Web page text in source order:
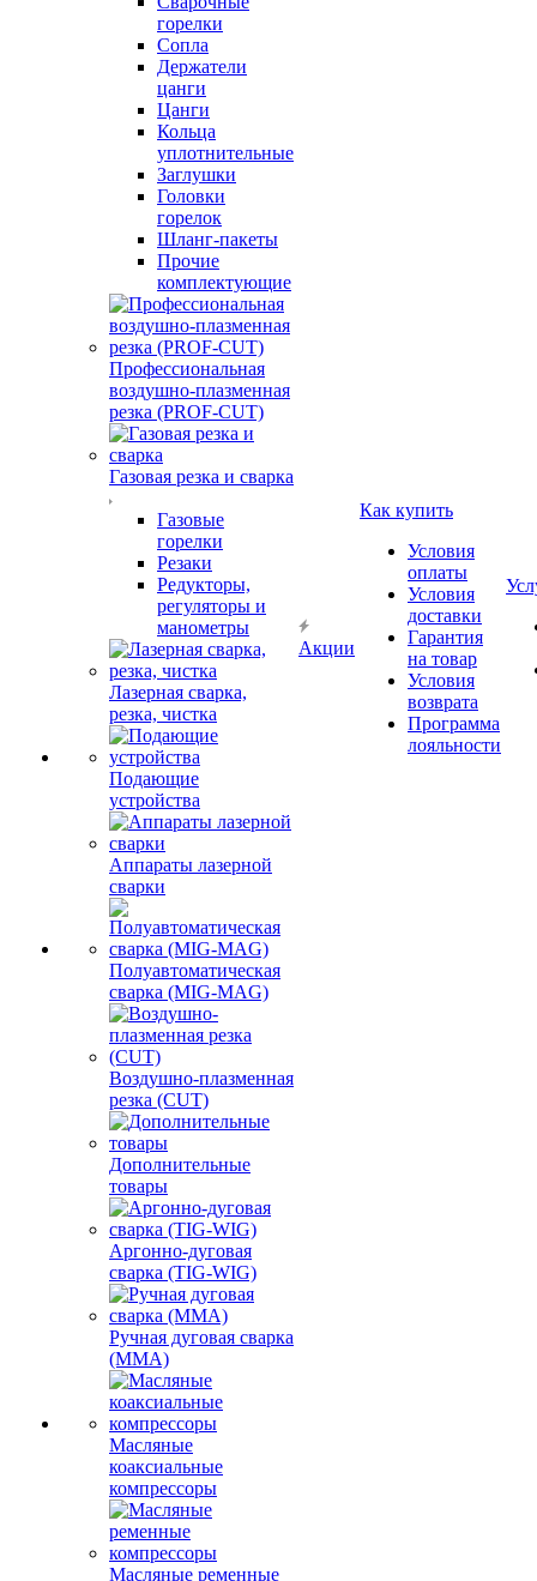
горелки
Сопла
Держатели
цанги
Цанги
Кольца
уплотнительные
Заглушки
Головки
горелок
Шланг-пакеты
Прочие
комплектующие
Профессиональная
воздушно-плазменная
резка (PROF-CUT)
Газовая резка и сварка
Газовые
горелки
Резаки
Редукторы,
регуляторы и
манометры
Лазерная сварка,
резка, чистка
Подающие
устройства
Аппараты лазерной
сварки
Полуавтоматическая
сварка (MIG-MAG)
Воздушно-плазменная
резка (CUT)
Дополнительные
товары
Аргонно-дуговая
сварка (TIG-WIG)
Ручная дуговая сварка
(MMA)
Масляные
коаксиальные
компрессоры
Масляные ременные
Акции
Как купить
Условия
оплаты
Условия
доставки
Гарантия
на товар
Условия
возврата
Программа
лояльности